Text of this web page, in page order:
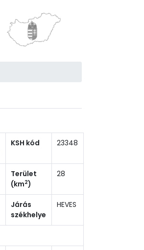
KSH kód 23348
Terület
(km2)
28
Járás
székhelye
HEVES